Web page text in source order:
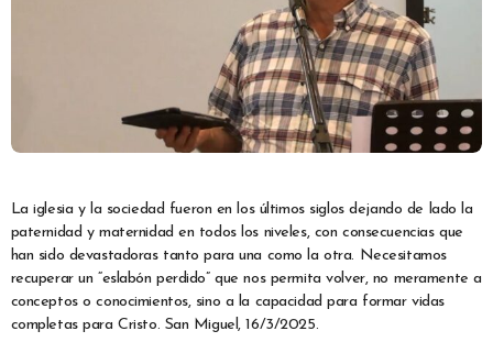
La iglesia y la sociedad fueron en los últimos siglos dejando de lado la
paternidad y maternidad en todos los niveles, con consecuencias que
han sido devastadoras tanto para una como la otra. Necesitamos
recuperar un “eslabón perdido” que nos permita volver, no meramente a
conceptos o conocimientos, sino a la capacidad para formar vidas
completas para Cristo. San Miguel, 16/3/2025.